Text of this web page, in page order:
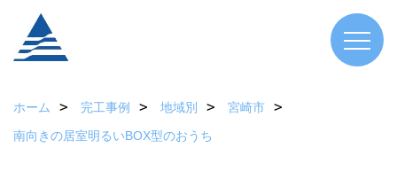
ホーム 完工事例 地域別
宮崎市
南向きの居室明るいBOX型のおうち